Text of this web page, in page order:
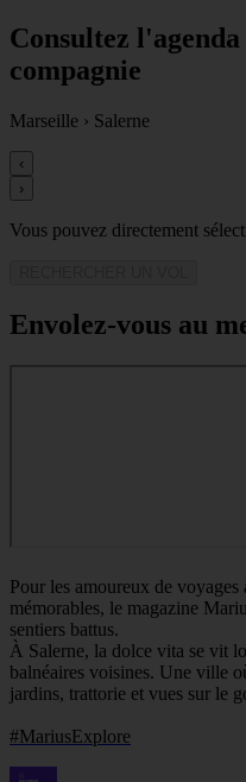
Consultez
compagnie
Marseille › Salerne
‹
›
Vous pouvez directement
Envolez-vous au
Pour les amoureux de
mémorables, le magazine
sentiers battus.
À Salerne, la dolce vita se vit
balnéaires voisines. Une ville
jardins, trattorie et vues sur le
#MariusExplore